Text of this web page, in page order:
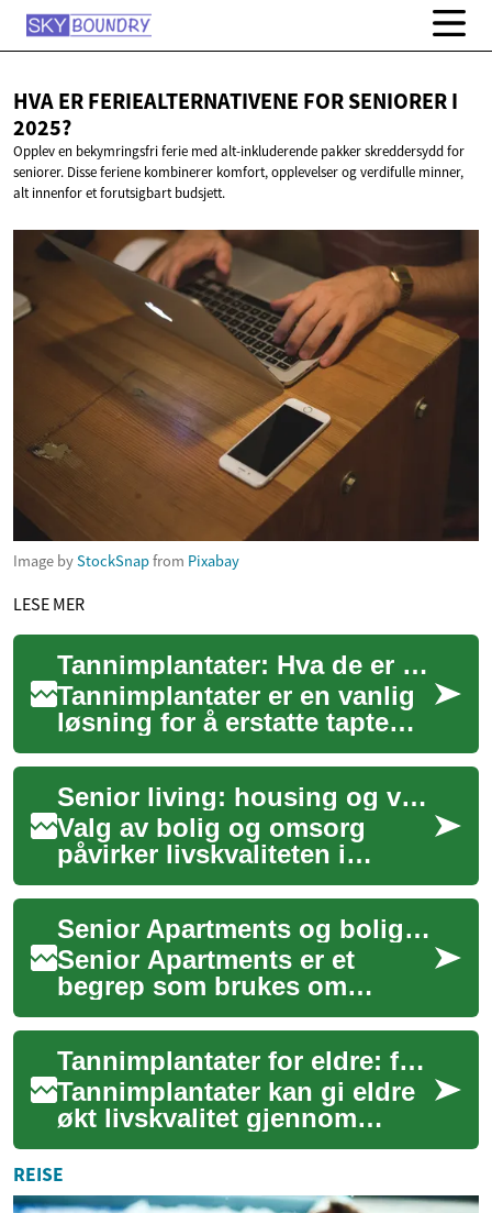
HVA ER FERIEALTERNATIVENE FOR SENIORERI
2025?
Opplev en bekymringsfri ferie med alt-inkluderende pakker skreddersydd for
seniorer. Disse feriene kombinerer komfort, opplevelser og verdifulle minner,
alt innenfor et forutsigbart budsjett.
Image byStockSnapfrom Pixabay
LESE MER
Tannimplantater: Hva de er og hvordan de fungerer
Tannimplantater er en vanlig
løsning for å erstatte tapte
tenner og gjenopprette
funksjon og estetikk i
munnen. Denne...
Senior living: housing og valg for elderly ved retirement
Valg av bolig og omsorg
påvirker livskvaliteten i
alderdommen. Senior living
dekker en rekke alternativer
fra selvste...
Senior Apartments og boligvalg for eldre
Senior Apartments er et
begrep som brukes om
boligalternativer tilpasset
eldre, men forståelsen
varierer. Mange famil...
Tannimplantater for eldre: fordeler og hva du bør vite
Tannimplantater kan gi eldre
økt livskvalitet gjennom
bedre tyggefunksjon, tale og
estetikk. For mange seniorer
er im...
REISE